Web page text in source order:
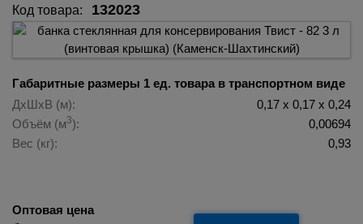
Код товара: 132023
Габаритные размеры 1 ед. товара в транспортном виде
ДхШхВ (м):
0,17 х 0,17 х 0,24
Объём (м3):
0,00694
Вес (кг):
0,93
Оптовая цена